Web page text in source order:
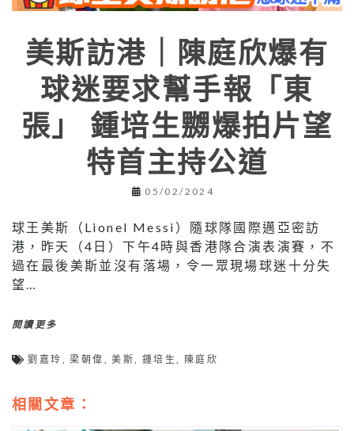
美斯訪港｜陳庭欣爆有
球迷要求幫手報「東
張」 鍾培生嬲爆拍片望
特首主持公道
05/02/2024
球王美斯（Lionel Messi）隨球隊國際邁亞密訪
港，昨天（4日）下午4時與香港隊合演表演賽，不
過在最後美斯並沒有落場，令一眾現場球迷十分失
望…
閱讀更多
劉嘉玲 ,梁朝偉 ,美斯,鍾培生, 陳庭欣
相關文章：